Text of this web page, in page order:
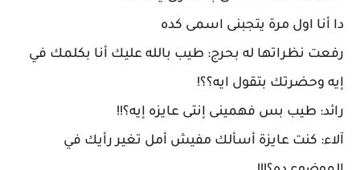
دا أنا اول مرة يتجبنى اسمى كده
رفعت نظراتها له بحرج: طيب بالله عليك أنا بكلمك في
إيه وحضرتك بتقول ايه؟؟!
رائد: طيب بس فهمينى إنتى عايزه إيه؟!!
آلاء: كنت عايزة أسألك مفيش أمل تغير رأيك في